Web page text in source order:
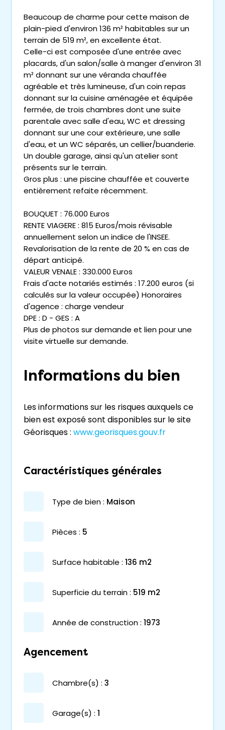
Beaucoup de charme pour cette maison de
plain-pied d'environ 136 m² habitables sur un
terrain de 519 m², en excellente état.
Celle-ci est composée d'une entrée avec
placards, d'un salon/salle à manger d'environ 31
m² donnant sur une véranda chauffée
agréable et très lumineuse, d'un coin repas
donnant sur la cuisine aménagée et équipée
fermée, de trois chambres dont une suite
parentale avec salle d'eau, WC et dressing
donnant sur une cour extérieure, une salle
d'eau, et un WC séparés, un cellier/buanderie.
Un double garage, ainsi qu'un atelier sont
présents sur le terrain.
Gros plus : une piscine chauffée et couverte
entièrement refaite récemment.
BOUQUET : 76.000 Euros
RENTE VIAGERE : 815 Euros/mois révisable
annuellement selon un indice de l'INSEE.
Revalorisation de la rente de 20 % en cas de
départ anticipé.
VALEUR VENALE : 330.000 Euros
Frais d'acte notariés estimés : 17.200 euros (si
calculés sur la valeur occupée) Honoraires
d'agence : charge vendeur
DPE : D - GES : A
Plus de photos sur demande et lien pour une
visite virtuelle sur demande.
Informations du bien
Les informations sur les risques auxquels ce
bien est exposé sont disponibles sur le site
Géorisques : www.georisques.gouv.fr
Caractéristiques générales
type de bien : maison
pièces : 5
surface habitable : 136 m2
superficie du terrain : 519 m2
année de construction : 1973
Agencement
chambre(s) : 3
garage(s) : 1